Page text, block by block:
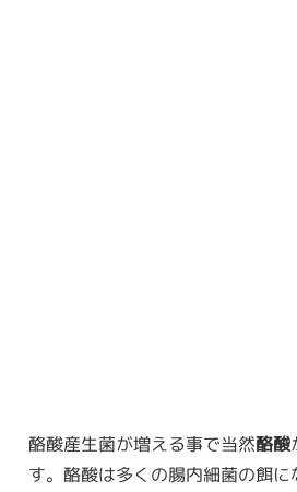
酪酸産生菌が増える事で当然酪酸
す。酪酸は多くの腸内細菌の餌